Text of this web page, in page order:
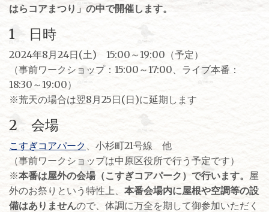
はらコアまつり」の中で開催します。
1 日時
2024年8月24日(土) 15:00～19:00（予定）
（事前ワークショップ：15:00～17:00、ライブ本番：
18:30～19:00）
※荒天の場合は翌8月25日(日)に延期します
2 会場
こすぎコアパーク 、小杉町21号線 他
（事前ワークショップは中原区役所で行う予定です）
※本番は屋外の会場（こすぎコアパーク）で行います。 屋
外のお祭りという特性上、 本番会場内に屋根や空調等の設
備はありませんので、体調に万全を期して御参加いただく